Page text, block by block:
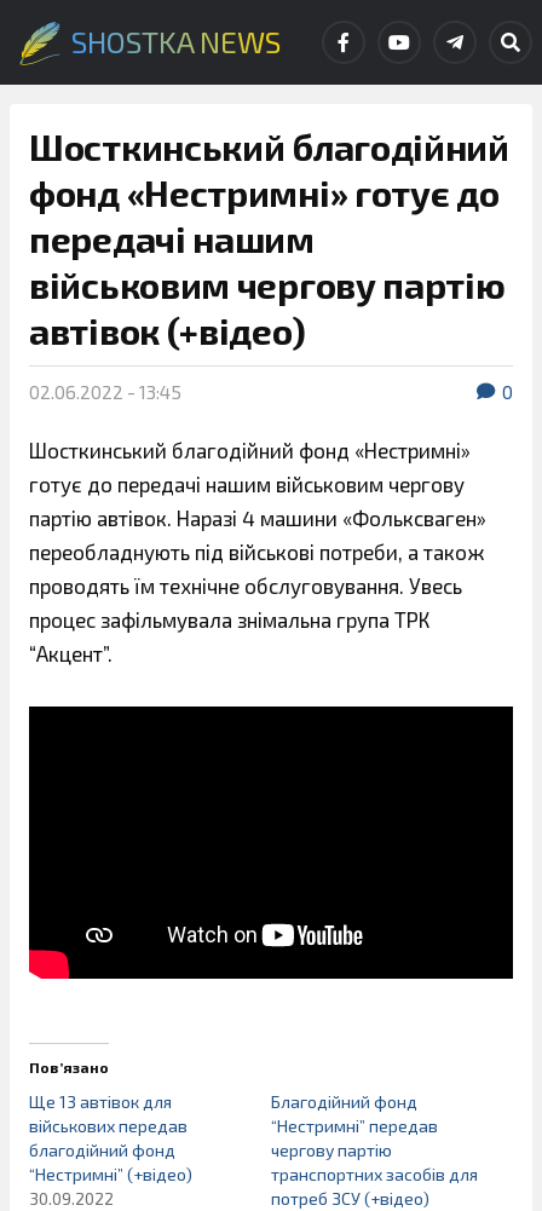
SHOSTKA NEWS
Шосткинський благодійний
фонд «Нестримні» готує до
передачі нашим
військовим чергову партію
автівок (+відео)
02.06.2022 - 13:45 0
Шосткинський благодійний фонд «Нестримні»
готує до передачі нашим військовим чергову
партію автівок. Наразі 4 машини «Фольксваген»
переобладнують під військові потреби, а також
проводять їм технічне обслуговування. Увесь
процес зафільмувала знімальна група ТРК
“Акцент”.
Пов’язано
Ще 13 автівок для
військових передав
благодійний фонд
“Нестримні” (+відео)
30.09.2022
Благодійний фонд
“Нестримні” передав
чергову партію
транспортних засобів для
потреб ЗСУ (+відео)